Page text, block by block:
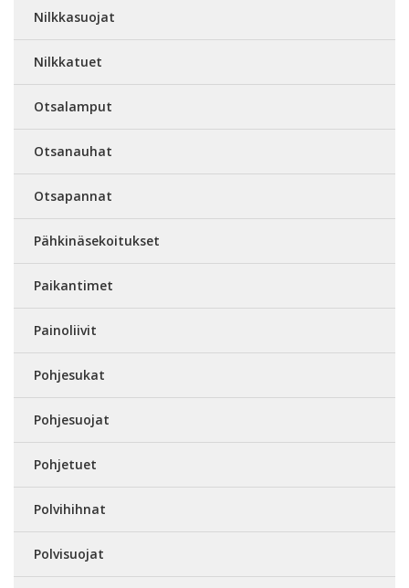
Nilkkasuojat
Nilkkatuet
Otsalamput
Otsanauhat
Otsapannat
Pähkinäsekoitukset
Paikantimet
Painoliivit
Pohjesukat
Pohjesuojat
Pohjetuet
Polvihihnat
Polvisuojat